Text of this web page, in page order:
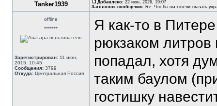
Tanker1939 Добавлено: 22 июн, 2026, 19:07
Заголовок сообщения: Re: Что бы вы хотели сказать
offline
*******
Зарегистрирован: 11 июн,
2015, 10:45
Сообщения: 3799
Откуда: Центральная Россия
Я как-то в
рюкзаком
попадал, хотя
таким баулом
гостишку